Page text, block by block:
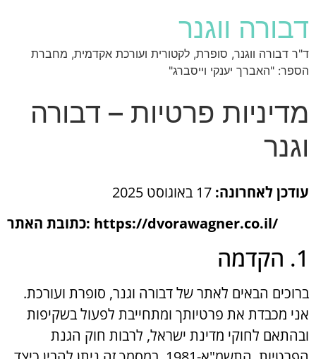
דבורה ווגנר
ד"ר דבורה ווגנר, סופרת, לקטורית ועורכת אקדמית, מחברת
הספר: "האברך יענקי וייסברג"
מדיניות פרטיות – דבורה
וגנר
עודכן לאחרונה:
כתובת האתר: https://dvorawagner.co.il/
1. הקדמה
ברוכים הבאים לאתר של דבורה וגנר, סופרת ועורכת.
אני מכבדת את פרטיותך ומתחייבת לפעול בשקיפות
ובהתאם לחוקי מדינת ישראל, לרבות חוק הגנת